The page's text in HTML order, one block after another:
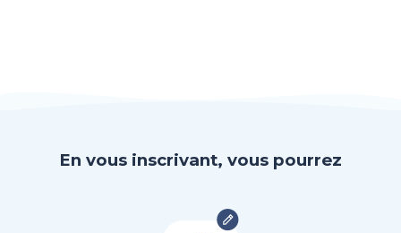
En vous inscrivant, vous pourrez